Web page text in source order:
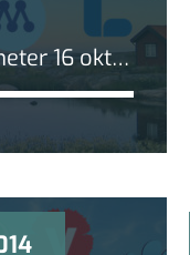
16 okt
valet